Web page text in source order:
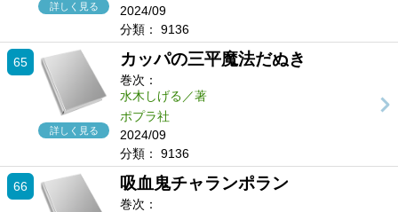
詳しく見る
2024/09
分類：
9136
65
詳しく見る
カッパの三平魔法だぬき
巻次：
水木しげる／著
ポプラ社
2024/09
分類：
9136
66 吸血鬼チャランポラン
巻次：